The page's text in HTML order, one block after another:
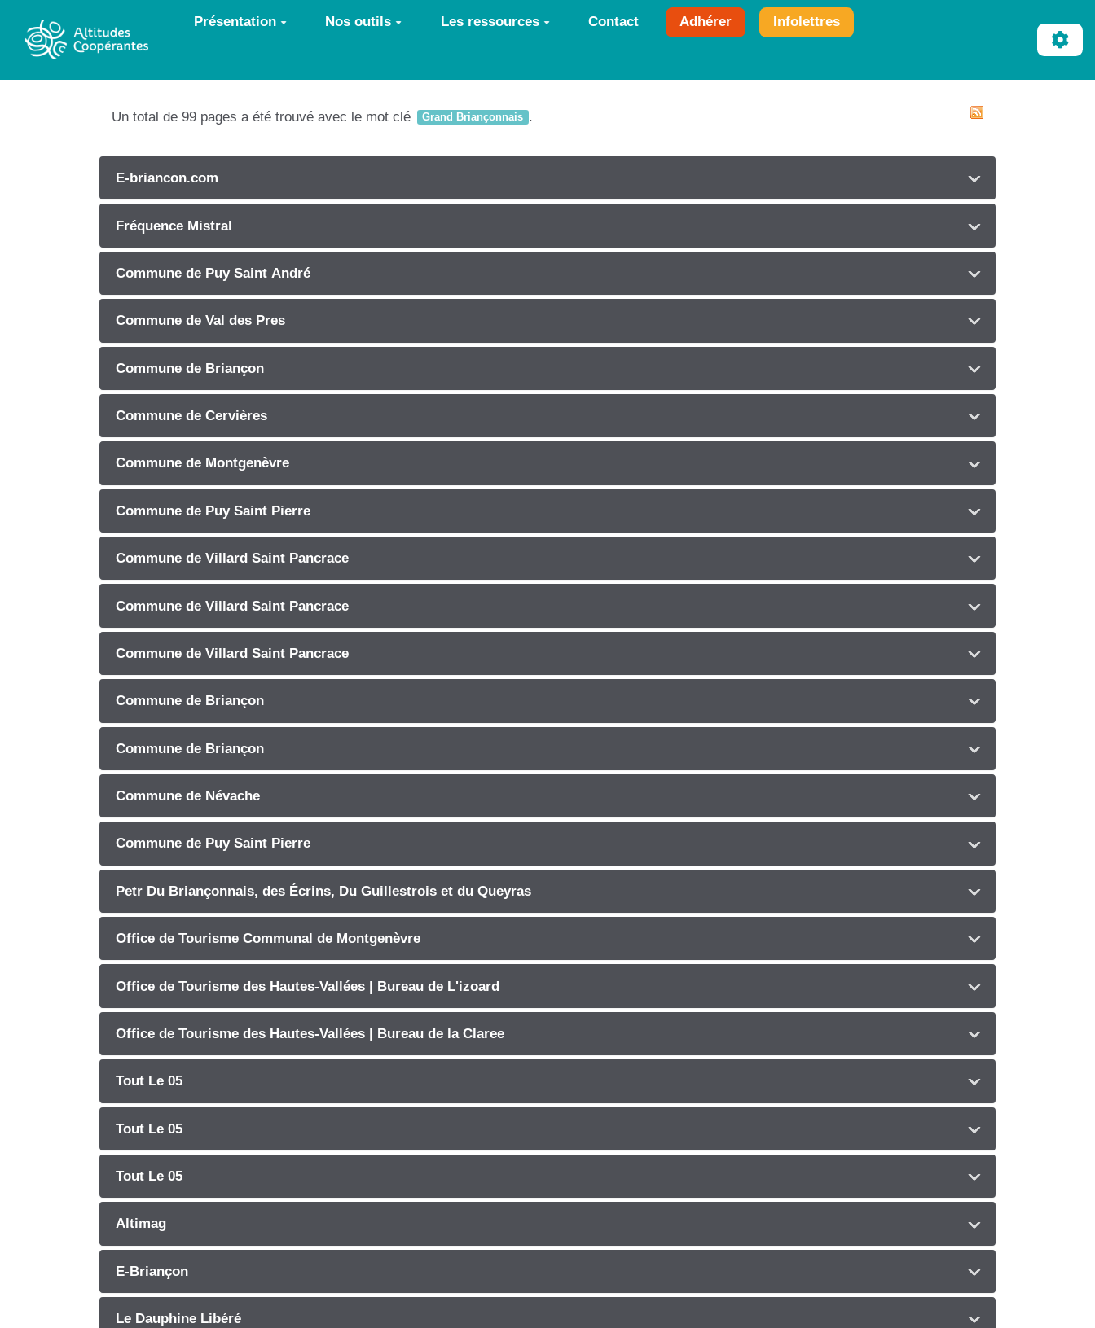
Aller au contenu principal Présentation Nos outils Les ressources Contact Adhérer Infolettres
Un total de 99 pages a été trouvé avec le mot clé Grand Briançonnais .
E-briancon.com
Fréquence Mistral
Commune de Puy Saint André
Commune de Val des Pres
Commune de Briançon
Commune de Cervières
Commune de Montgenèvre
Commune de Puy Saint Pierre
Commune de Villard Saint Pancrace
Commune de Villard Saint Pancrace
Commune de Villard Saint Pancrace
Commune de Briançon
Commune de Briançon
Commune de Névache
Commune de Puy Saint Pierre
Petr Du Briançonnais, des Écrins, Du Guillestrois et du Queyras
Office de Tourisme Communal de Montgenèvre
Office de Tourisme des Hautes-Vallées | Bureau de L'izoard
Office de Tourisme des Hautes-Vallées | Bureau de la Claree
Tout Le 05
Tout Le 05
Tout Le 05
Altimag
E-Briançon
Le Dauphine Libéré